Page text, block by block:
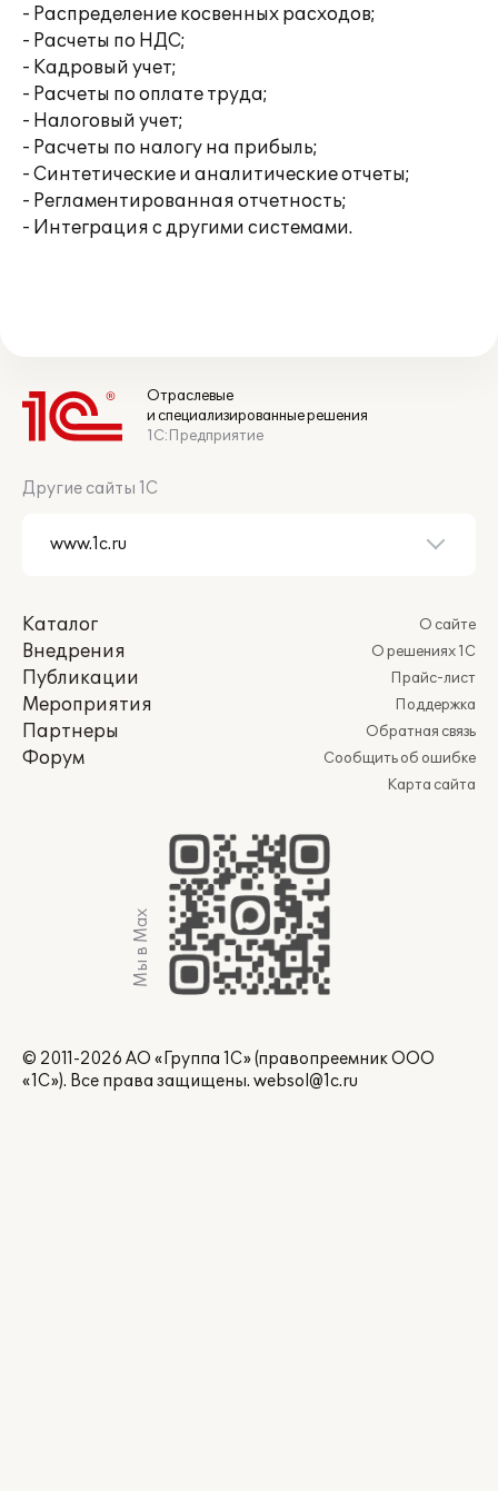
- Распределение косвенных расходов;
- Расчеты по НДС;
- Кадровый учет;
- Расчеты по оплате труда;
- Налоговый учет;
- Расчеты по налогу на прибыль;
- Синтетические и аналитические отчеты;
- Регламентированная отчетность;
- Интеграция с другими системами.
Отраслевые
и специализированные решения
1С:Предприятие
Другие сайты 1С
Каталог
Внедрения
Публикации
Мероприятия
Партнеры
Форум
О сайте
О решениях 1С
Прайс-лист
Поддержка
Обратная связь
Сообщить об ошибке
Карта сайта
Мы в Max
© 2011-2026 АО «Группа 1С» (правопреемник ООО
«1С»). Все права защищены. websol@1c.ru